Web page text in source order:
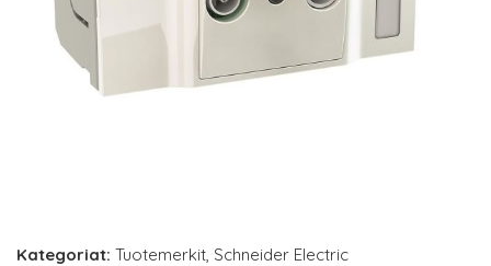
Kategoriat: Tuotemerkit, Schneider Electric